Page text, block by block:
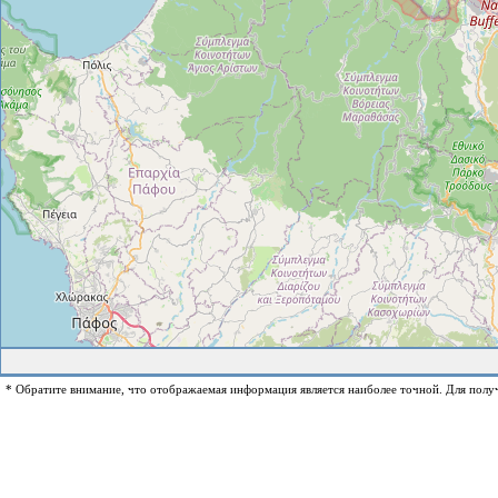
* Обратите внимание, что отображаемая информация является наиболее точной. Для